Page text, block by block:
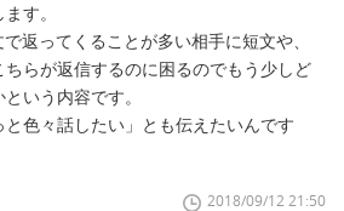
す。
返ってくることが多い相手に短文や、
らが返信するのに困るのでもう少しど
いう内容です。
色々話したい」とも伝えたいんです
2018/09/12 21:50